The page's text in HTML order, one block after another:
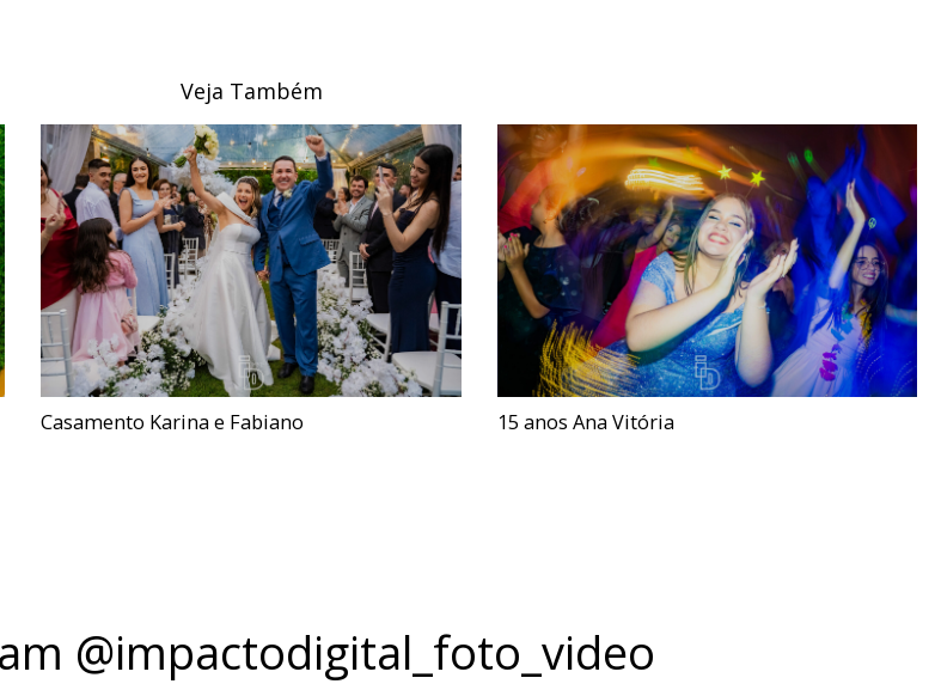
Veja Também
Casamento Karina e Fabiano 15 anos Ana Vitória
@impactodigital_foto_video